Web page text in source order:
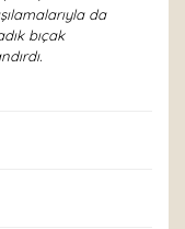
da
bıçak